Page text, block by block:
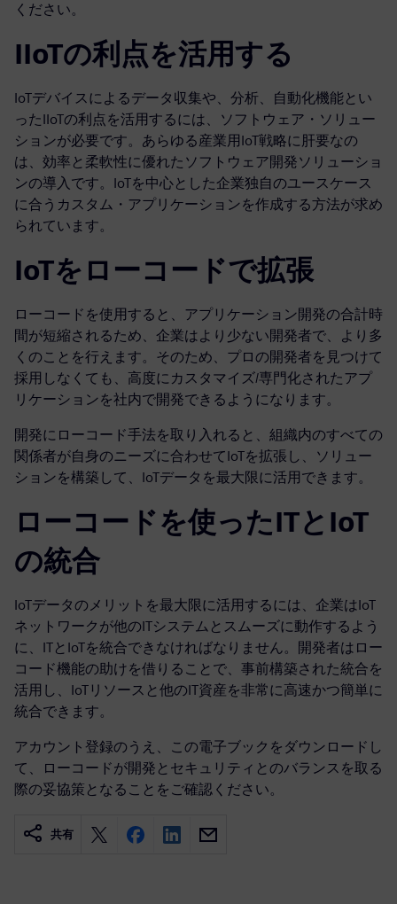
ください。
IIoTの利点を活用する
IoTデバイスによるデータ収集や、分析、自動化機能とい
ったIIoTの利点を活用するには、ソフトウェア・ソリュー
ションが必要です。あらゆる産業用IoT戦略に肝要なの
は、効率と柔軟性に優れたソフトウェア開発ソリューショ
ンの導入です。IoTを中心とした企業独自のユースケース
に合うカスタム・アプリケーションを作成する方法が求め
られています。
IoTをローコードで拡張
ローコードを使用すると、アプリケーション開発の合計時
間が短縮されるため、企業はより少ない開発者で、より多
くのことを行えます。そのため、プロの開発者を見つけて
採用しなくても、高度にカスタマイズ/専門化されたアプ
リケーションを社内で開発できるようになります。
開発にローコード手法を取り入れると、組織内のすべての
関係者が自身のニーズに合わせてIoTを拡張し、ソリュー
ションを構築して、IoTデータを最大限に活用できます。
ローコードを使ったITとIoT
の統合
IoTデータのメリットを最大限に活用するには、企業はIoT
ネットワークが他のITシステムとスムーズに動作するよう
に、ITとIoTを統合できなければなりません。開発者はロー
コード機能の助けを借りることで、事前構築された統合を
活用し、IoTリソースと他のIT資産を非常に高速かつ簡単に
統合できます。
アカウント登録のうえ、この電子ブックをダウンロードし
て、ローコードが開発とセキュリティとのバランスを取る
際の妥協策となることをご確認ください。
共有